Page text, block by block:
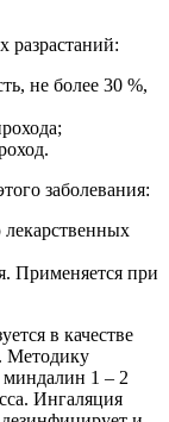
разрастаний:
не более 30 %,
заболевания:
Применяется при
в качестве
Методику
миндалин 1 – 2
Ингаляция